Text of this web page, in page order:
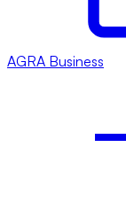
AGRA Business